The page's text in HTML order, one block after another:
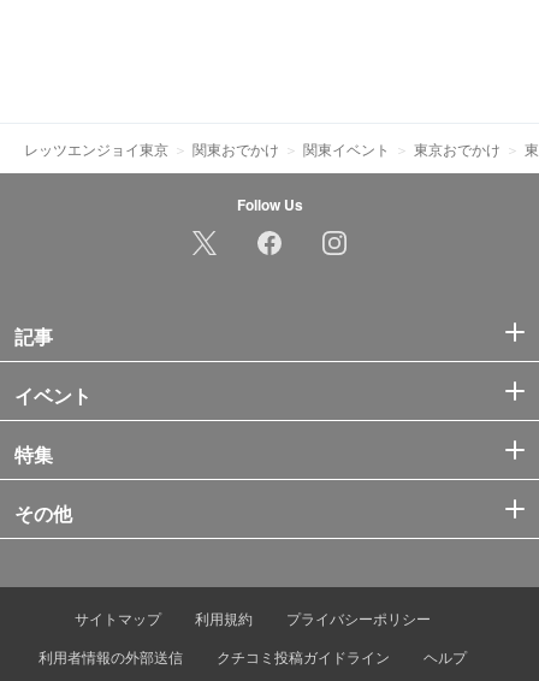
レッツエンジョイ東京 関東おでかけ 関東イベント 東京おでかけ
Follow Us
記事
イベント
特集
その他
サイトマップ 利用規約
プライバシーポリシー
利用者情報の外部送信
クチコミ投稿ガイドライン ヘルプ